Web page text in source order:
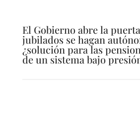
El Gobierno abre la
jubilados se hagan
¿solución para las
de un sistema bajo